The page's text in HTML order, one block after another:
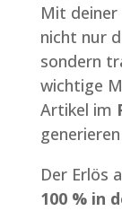
Mit
nicht nur
sondern
wichtige
Artikel im
Der Erlös
100 % in